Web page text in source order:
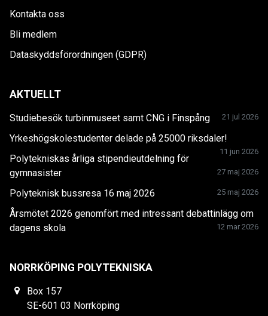
Kontakta oss
Bli medlem
Dataskyddsförordningen (GDPR)
AKTUELLT
Studiebesök turbinmuseet samt CNG i Finspång 21 jul 2026
Yrkeshögskolestudenter delade på 25000 riksdaler!
11 jun 2026
Polytekniskas årliga stipendieutdelning för
gymnasister
27 maj 2026
Polyteknisk bussresa 16 maj 2026 25 maj 2026
Årsmötet 2026 genomfört med intressant debattinlägg om
dagens skola
12 mar 2026
NORRKÖPING POLYTEKNISKA
Box 157
SE-601 03 Norrköping